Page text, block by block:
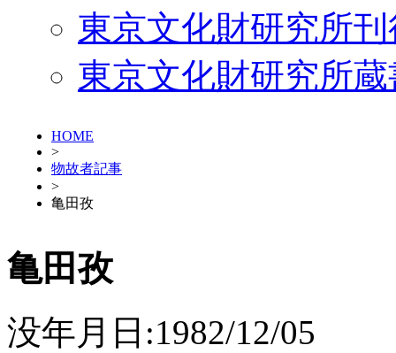
東京文化財研究所
東京文化財研究所
HOME
>
物故者記事
>
亀田孜
亀田孜
没年月日:1982/12/05